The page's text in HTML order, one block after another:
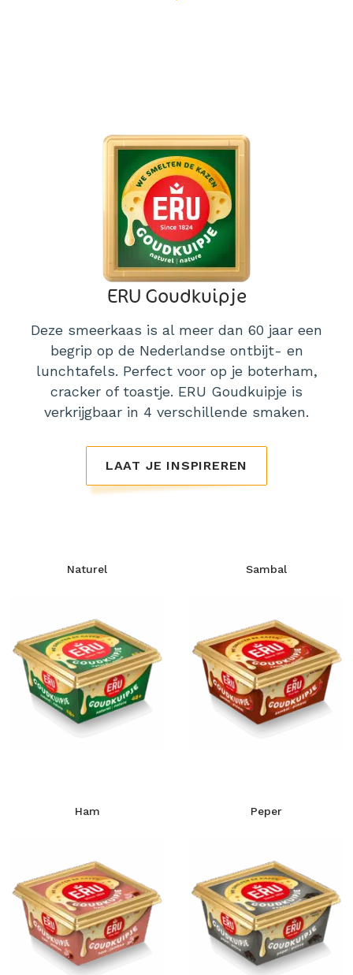
ERU Goudkuipje
Deze smeerkaas is al meer dan 60 jaar een
begrip op de Nederlandse ontbijt- en
lunchtafels. Perfect voor op je boterham,
cracker of toastje. ERU Goudkuipje is
verkrijgbaar in 4 verschillende smaken.
LAAT JE INSPIREREN
Naturel Sambal
Ham Peper